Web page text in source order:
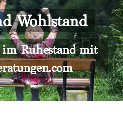
Wohlstand
Ruhestand mit